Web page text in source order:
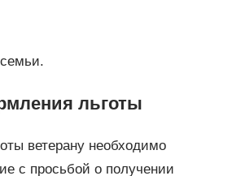
льготы
ветерану необходимо
с просьбой о получении